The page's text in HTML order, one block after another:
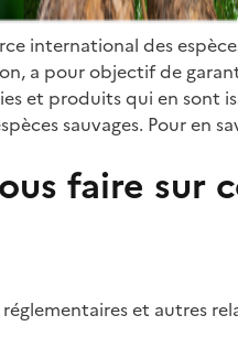
international des
a pour objectif de
et produits qui en sont
sauvages. Pour en
faire sur
et autres